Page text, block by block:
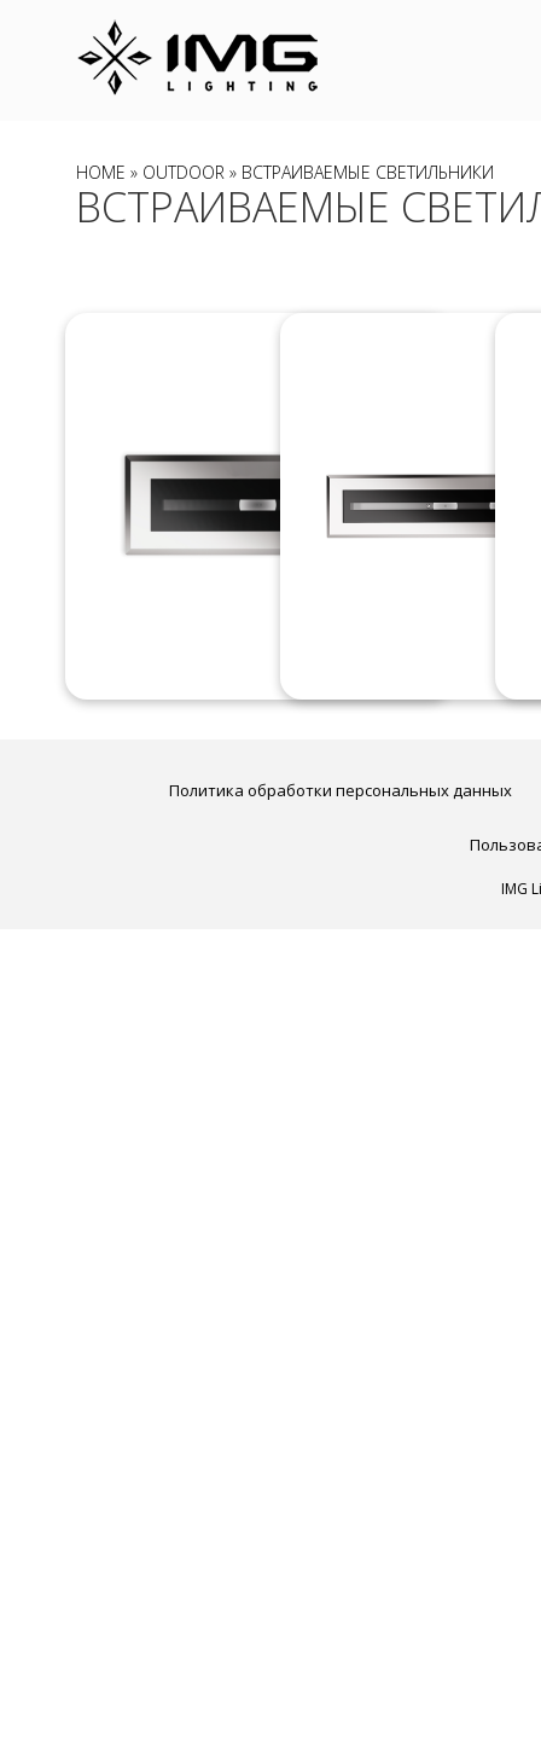
HOME » OUTDOOR » ВСТРАИВАЕМЫЕ СВЕТИЛЬНИКИ
ВСТРАИВАЕМЫЕ
Политика обработки персональных данных
IMG